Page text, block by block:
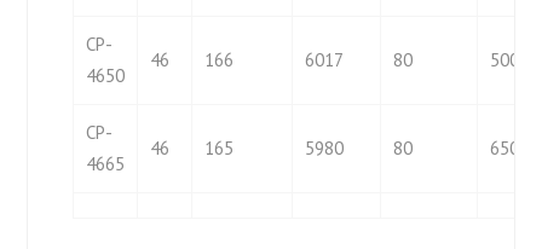
CP-
4650
46 166 6017 80 5000
CP-
4665
46 165 5980 80 6500